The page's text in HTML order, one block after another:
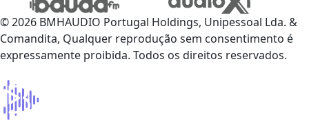
© 2026 BMHAUDIO Portugal Holdings, Unipessoal Lda. &
Comandita, Qualquer reprodução sem consentimento é
expressamente proibida. Todos os direitos reservados.